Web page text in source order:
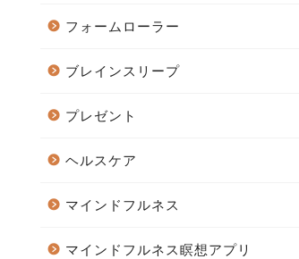
フォームローラー
ブレインスリープ
プレゼント
ヘルスケア
マインドフルネス
マインドフルネス瞑想アプリ